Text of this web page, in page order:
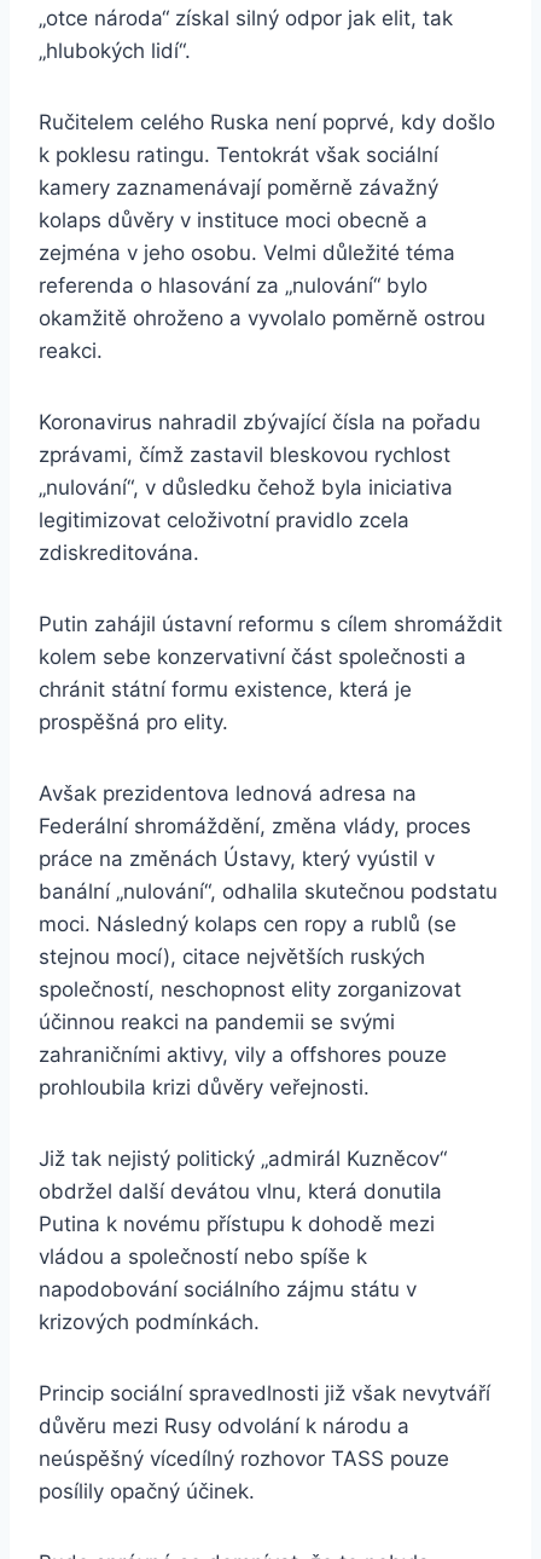
„otce národa“ získal silný odpor jak elit, tak
„hlubokých lidí“.
Ručitelem celého Ruska není poprvé, kdy došlo
k poklesu ratingu. Tentokrát však sociální
kamery zaznamenávají poměrně závažný
kolaps důvěry v instituce moci obecně a
zejména v jeho osobu. Velmi důležité téma
referenda o hlasování za „nulování“ bylo
okamžitě ohroženo a vyvolalo poměrně ostrou
reakci.
Koronavirus nahradil zbývající čísla na pořadu
zprávami, čímž zastavil bleskovou rychlost
„nulování“, v důsledku čehož byla iniciativa
legitimizovat celoživotní pravidlo zcela
zdiskreditována.
Putin zahájil ústavní reformu s cílem shromáždit
kolem sebe konzervativní část společnosti a
chránit státní formu existence, která je
prospěšná pro elity.
Avšak prezidentova lednová adresa na
Federální shromáždění, změna vlády, proces
práce na změnách Ústavy, který vyústil v
banální „nulování“, odhalila skutečnou podstatu
moci. Následný kolaps cen ropy a rublů (se
stejnou mocí), citace největších ruských
společností, neschopnost elity zorganizovat
účinnou reakci na pandemii se svými
zahraničními aktivy, vily a offshores pouze
prohloubila krizi důvěry veřejnosti.
Již tak nejistý politický „admirál Kuzněcov“
obdržel další devátou vlnu, která donutila
Putina k novému přístupu k dohodě mezi
vládou a společností nebo spíše k
napodobování sociálního zájmu státu v
krizových podmínkách.
Princip sociální spravedlnosti již však nevytváří
důvěru mezi Rusy odvolání k národu a
neúspěšný vícedílný rozhovor TASS pouze
posílily opačný účinek.